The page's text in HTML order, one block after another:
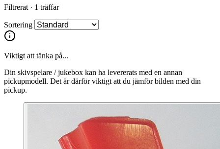
Filtrerat · 1 träffar
Sortering
Viktigt att tänka på...
Din skivspelare / jukebox kan ha levererats med en annan
pickupmodell. Det är därför viktigt att du jämför bilden med din
pickup.